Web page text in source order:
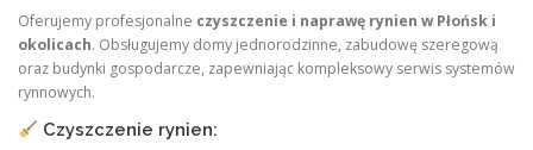
Oferujemy profesjonalne czyszczenie i naprawę rynien w Płońsk i
okolicach. Obsługujemy domy jednorodzinne, zabudowę szeregową
oraz budynki gospodarcze, zapewniając kompleksowy serwis systemów
rynnowych.
Czyszczenie rynien: